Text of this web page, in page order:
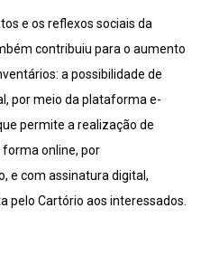
e os reflexos sociais da
contribuiu para o aumento
a possibilidade de
por meio da plataforma e-
permite a realização de
online, por
e com assinatura digital,
pelo Cartório aos interessados.